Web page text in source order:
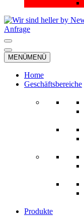
Anfrage
Navigationsmenü
Navigationsmenü
MENÜMENÜ
Home
Geschäftsbereiche
Produkte